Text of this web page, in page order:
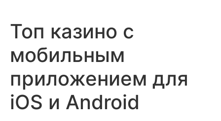
Топ казино с
мобильным
приложением для
iOS и Android